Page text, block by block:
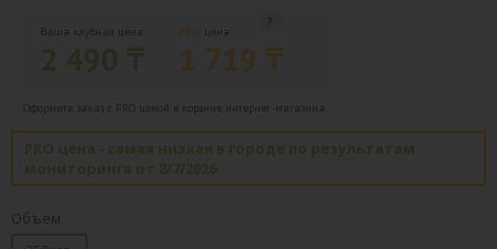
Ваша клубная цена: PRO цена:
1 719 ₸
Оформите заказ с PRO ценой в корзине интернет-магазина.
PRO цена - самая низкая в городе по результатам
мониторинга от 8/7/2026
Объем